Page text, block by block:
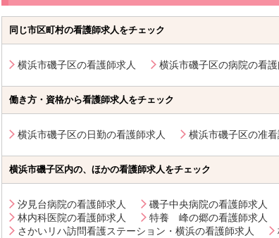
同じ市区町村の看護師求人をチェック
横浜市磯子区の看護師求人 横浜市磯子区の病院の看
働き方・資格から看護師求人をチェック
横浜市磯子区の日勤の看護師求人 横浜市磯子区の准
横浜市磯子区内の、ほかの看護師求人をチェック
汐見台病院の看護師求人 磯子中央病院の看護師求人
林内科医院の看護師求人
特養 峰の郷の看護師求人
さかいリハ訪問看護ステーション・横浜の看護師求人